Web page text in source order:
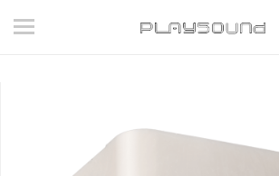
登入
/ 聯絡我們